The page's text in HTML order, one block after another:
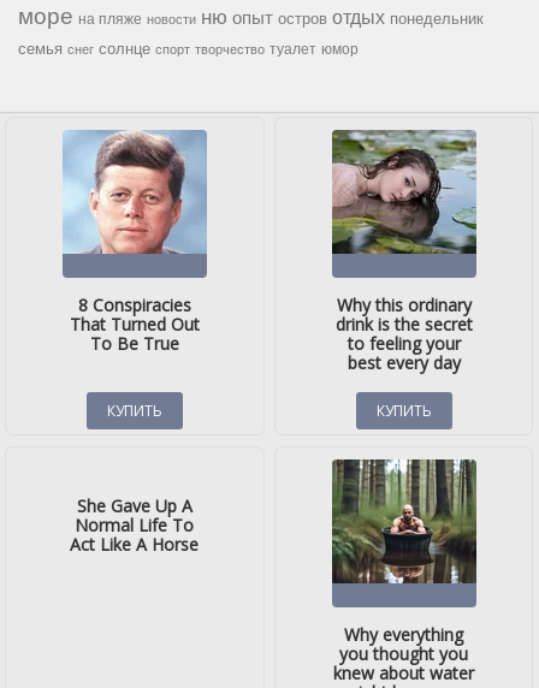
море на пляже новости ню опыт остров отдых понедельник
семья снег солнце спорт творчество туалет юмор